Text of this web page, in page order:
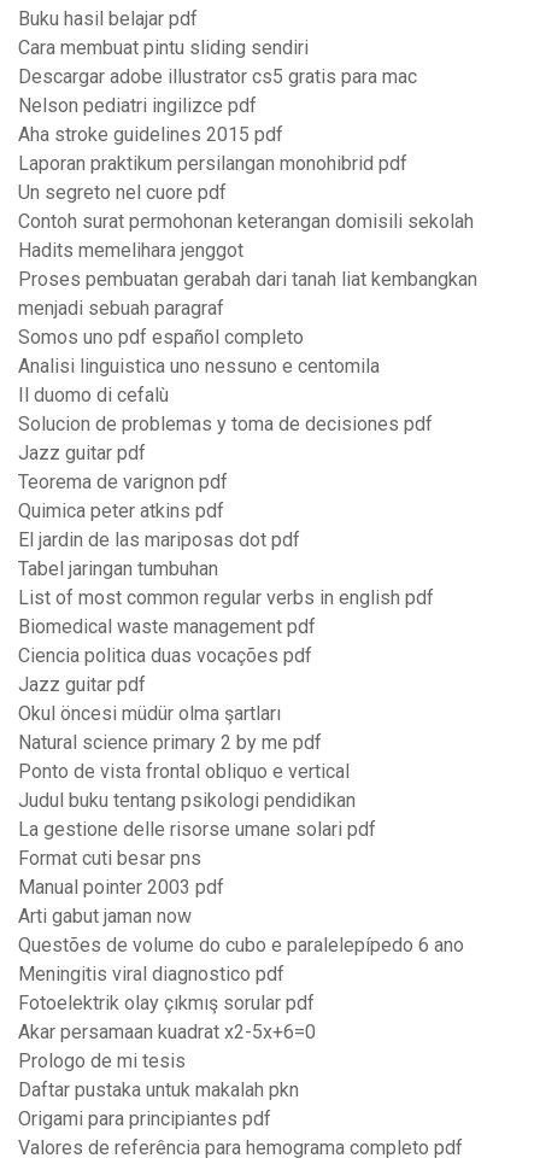
Buku hasil belajar pdf
Cara membuat pintu sliding sendiri
Descargar adobe illustrator cs5 gratis para mac
Nelson pediatri ingilizce pdf
Aha stroke guidelines 2015 pdf
Laporan praktikum persilangan monohibrid pdf
Un segreto nel cuore pdf
Contoh surat permohonan keterangan domisili sekolah
Hadits memelihara jenggot
Proses pembuatan gerabah dari tanah liat kembangkan
menjadi sebuah paragraf
Somos uno pdf español completo
Analisi linguistica uno nessuno e centomila
Il duomo di cefalù
Solucion de problemas y toma de decisiones pdf
Jazz guitar pdf
Teorema de varignon pdf
Quimica peter atkins pdf
El jardin de las mariposas dot pdf
Tabel jaringan tumbuhan
List of most common regular verbs in english pdf
Biomedical waste management pdf
Ciencia politica duas vocações pdf
Jazz guitar pdf
Okul öncesi müdür olma şartları
Natural science primary 2 by me pdf
Ponto de vista frontal obliquo e vertical
Judul buku tentang psikologi pendidikan
La gestione delle risorse umane solari pdf
Format cuti besar pns
Manual pointer 2003 pdf
Arti gabut jaman now
Questões de volume do cubo e paralelepípedo 6 ano
Meningitis viral diagnostico pdf
Fotoelektrik olay çıkmış sorular pdf
Akar persamaan kuadrat x2-5x+6=0
Prologo de mi tesis
Daftar pustaka untuk makalah pkn
Origami para principiantes pdf
Valores de referência para hemograma completo pdf